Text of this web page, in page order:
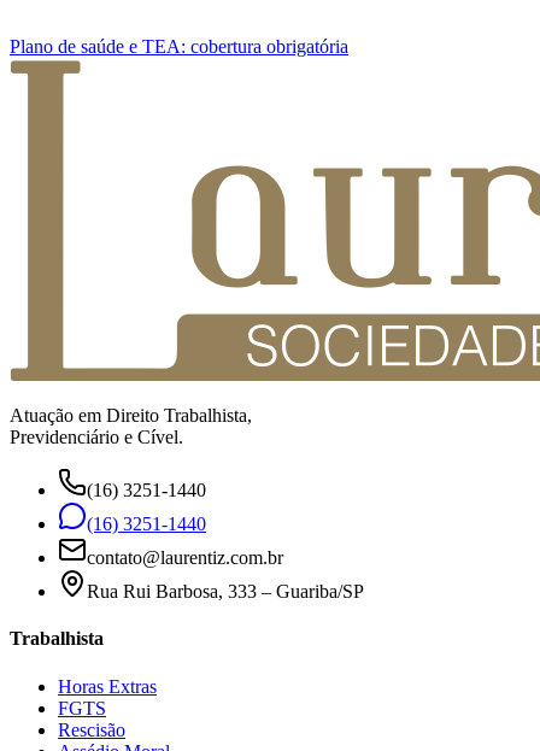
Plano de saúde e TEA: cobertura obrigatória
Atuação em Direito Trabalhista,
Previdenciário e Cível.
(16) 3251-1440
(16) 3251-1440
contato@laurentiz.com.br
Rua Rui Barbosa, 333 – Guariba/SP
Trabalhista
Horas Extras
FGTS
Rescisão